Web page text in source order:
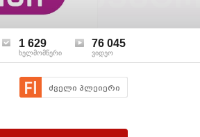
1 629
ხელმომწერი
76 045
ვიდეო
ძველი პლეიერი